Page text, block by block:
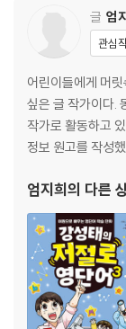
공신의 족집게 정리
또박또박 따라 쓰기·
저절로 어원 맵
찾아라! 다른 그림 찾
CHAPTER 4. sign
공신의 족집게 정리
또박또박 따라 쓰기·
저절로 어원 맵
CHAPTER 5. pan
공신의 족집게 정리
글 엄
관심
어린이들에게 머
싶은 글 작가이다.
작가로 활동하고 있
정보 원고를 작성
엄지희의 다른